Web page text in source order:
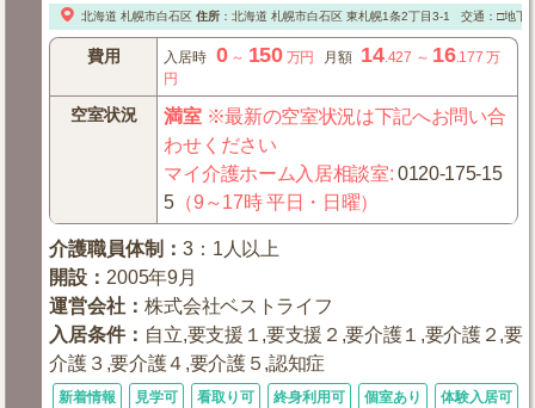
北海道 札幌市白石区 住所： 北海道 札幌市白石区東札幌1条2丁目3-1 交通：□地下
費用 入居時 0～ 150 万円 月額 14.427 ～ 16.177 万
円
空室状況 満室※最新の空室状況は下記へお問い合
わせください
マイ介護ホーム入居相談室:0120-175-15
5 （9～17時 平日・日曜）
介護職員体制 ：3：1人以上
開設 ： 2005年9月
運営会社 ：株式会社ベストライフ
入居条件： 自立,要支援１,要支援２,要介護１,要介護２,要
介護３,要介護４,要介護５,認知症
新着情報 見学可 看取り可 終身利用可 個室あり 体験入居可